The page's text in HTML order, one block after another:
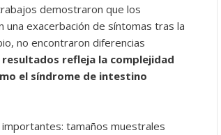
demostraron que los
exacerbación de síntomas tras la
no encontraron diferencias
refleja la complejidad
el síndrome de intestino
tamaños muestrales